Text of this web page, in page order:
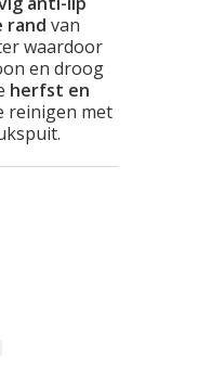
rand van
waardoor
en droog
herfst en
reinigen met